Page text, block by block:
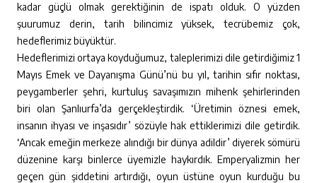
kadar güçlü olmak gerektiğinin de ispatı olduk. O yüzden
şuurumuz derin, tarih bilincimiz yüksek, tecrübemiz çok,
hedeflerimiz büyüktür.
Hedeflerimizi ortaya koyduğumuz, taleplerimizi dile getirdiğimiz 1
Mayıs Emek ve Dayanışma Günü’nü bu yıl, tarihin sıfır noktası,
peygamberler şehri, kurtuluş savaşımızın mihenk şehirlerinden
biri olan Şanlıurfa’da gerçekleştirdik. ‘Üretimin öznesi emek,
insanın ihyası ve inşasıdır’ sözüyle hak ettiklerimizi dile getirdik.
‘Ancak emeğin merkeze alındığı bir dünya adildir’ diyerek sömürü
düzenine karşı binlerce üyemizle haykırdık. Emperyalizmin her
geçen gün şiddetini artırdığı, oyun üstüne oyun kurduğu bu